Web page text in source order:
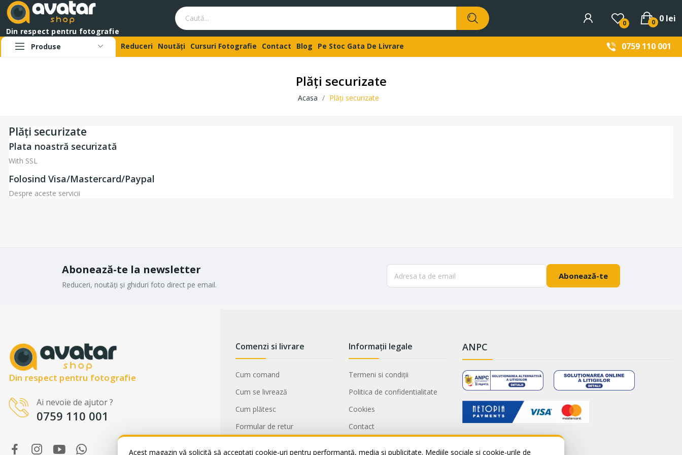
WhatsApp
Suntem online!
pe WhatsApp!
Din respect pentru fotografie
0 0 lei
0
Produse Reduceri Noutăți Cursuri Fotografie Contact Blog Pe Stoc Gata De Livrare 0759 110 001
Plăți securizate
Acasa Plăți securizate
Plăți securizate
Plata noastră securizată
With SSL
Folosind Visa/Mastercard/Paypal
Despre aceste servicii
Abonează-te la newsletter
Reduceri, noutăți și ghiduri foto direct pe email.
Abonează-te
Din respect pentru fotografie
Ai nevoie de ajutor ?
0759 110 001
Comenzi si livrare
Cum comand
Cum se livrează
Cum plătesc
Formular de retur
Informații legale
Termeni si condiții
Politica de confidentialitate
Cookies
Contact
ANPC
Acest magazin vă solicită să acceptați cookie-uri pentru performanță, media și publicitate. Mediile sociale și cookie-urile de